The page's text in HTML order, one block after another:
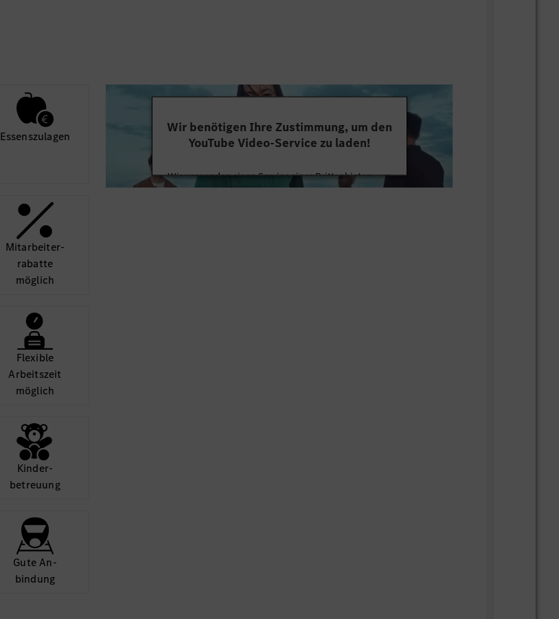
Essens­zulagen
Mit­arbeiter­
rabatte
möglich
Flexible
Arbeits­zeit
möglich
Kinder­
betreuung
Gute An­
bindung
Wir benötigen Ihre Zustimmung, um den
YouTube Video-Service zu laden!
Wir verwenden einen Service eines Drittanbieters, um
Videoinhalte einzubetten. Dieser Service kann Daten zu